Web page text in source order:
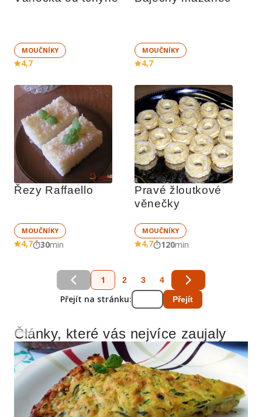
MOUČNÍKY
4,7
MOUČNÍKY
4,7
Řezy Raffaello
MOUČNÍKY
4,7 30min
Pravé žloutkové
věnečky
MOUČNÍKY
4,7 120min
1 2 3 4
Přejít na stránku: Přejít
Reklama
Články, které vás nejvíce zaujaly